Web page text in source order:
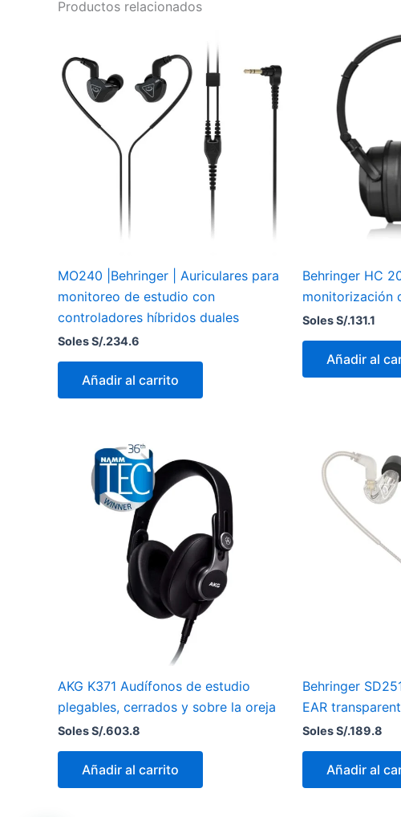
Productos relacionados
MO240 |Behringer | Auriculares para
monitoreo de estudio con
controladores híbridos duales
Soles S/.234.6
Añadir al carrito
Behringer HC
monitorización
Soles S/.131.1
Añadir al
AKG K371 Audífonos de estudio
plegables, cerrados y sobre la oreja
Soles S/.603.8
Añadir al carrito
Behringer
EAR
Soles S/.189.8
Añadir al